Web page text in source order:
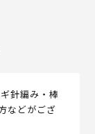
針編み・棒
などがござ